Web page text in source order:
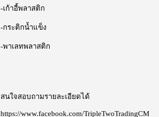
-เก้าอี้พลาสติก
-กระติกน้ำแข็ง
-พาเลทพลาสติก
สนใจสอบถามรายละเอียดได้
https://www.facebook.com/TripleTwoTradingCM